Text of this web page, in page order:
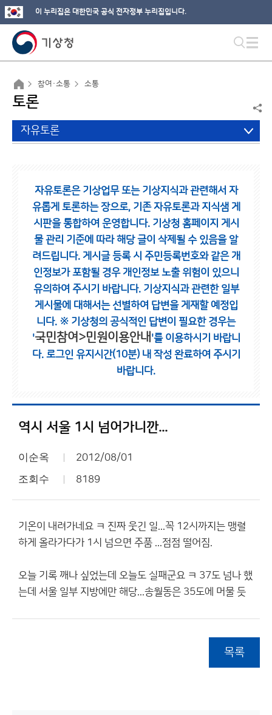
이 누리집은 대한민국 공식 전자정부 누리집입니다.
참여·소통 소통
토론
자유토론
자유토론은 기상업무 또는 기상지식과 관련해서 자
유롭게 토론하는 장으로, 기존 자유토론과 지식샘 게
시판을 통합하여 운영합니다. 기상청 홈페이지 게시
물 관리 기준에 따라 해당 글이 삭제될 수 있음을 알
려드립니다. 게시글 등록 시 주민등록번호와 같은 개
인정보가 포함될 경우 개인정보 노출 위험이 있으니
유의하여 주시기 바랍니다. 기상지식과 관련한 일부
게시물에 대해서는 선별하여 답변을 게재할 예정입
니다. ※ 기상청의 공식적인 답변이 필요한 경우는
'국민참여>민원이용안내 '를 이용하시기 바랍니
다. 로그인 유지시간(10분) 내 작성 완료하여 주시기
바랍니다.
역시 서울 1시 넘어가니깐...
이순옥 2012/08/01
조회수 8189
기온이 내려가네요 ㅋ 진짜 웃긴 일...꼭 12시까지는 맹렬
하게 올라가다가 1시 넘으면 주품 ...점점 떨어짐.
오늘 기록 깨나 싶었는데 오늘도 실패군요 ㅋ 37도 넘나 했
는데 서울 일부 지방에만 해당...송월동은 35도에 머물 듯
목록